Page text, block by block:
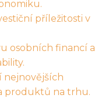
příležitosti v
osobních financí a
nejnovějších
produktů na trhu.